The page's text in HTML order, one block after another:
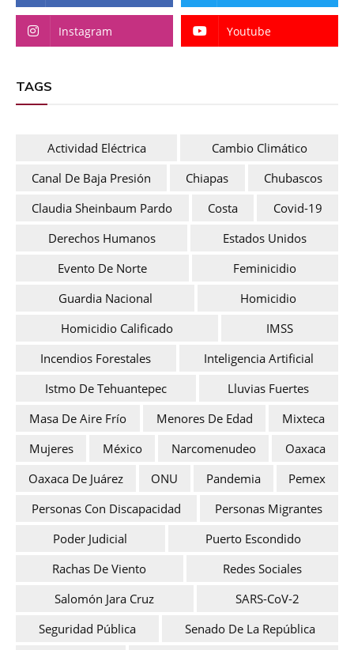
Instagram Youtube
TAGS
Actividad Eléctrica
Cambio Climático
Canal De Baja Presión
Chiapas
Chubascos
Claudia Sheinbaum Pardo
Costa
Covid-19
Derechos Humanos
Estados Unidos
Evento De Norte
Feminicidio
Guardia Nacional
Homicidio
Homicidio Calificado
IMSS
Incendios Forestales
Inteligencia Artificial
Istmo De Tehuantepec
Lluvias Fuertes
Masa De Aire Frío
Menores De Edad
Mixteca
Mujeres
México Narcomenudeo
Oaxaca
Oaxaca De Juárez
ONU Pandemia
Pemex
Personas Con Discapacidad
Personas Migrantes
Poder Judicial
Puerto Escondido
Rachas De Viento
Redes Sociales
Salomón Jara Cruz
SARS-CoV-2
Seguridad Pública
Senado De La República